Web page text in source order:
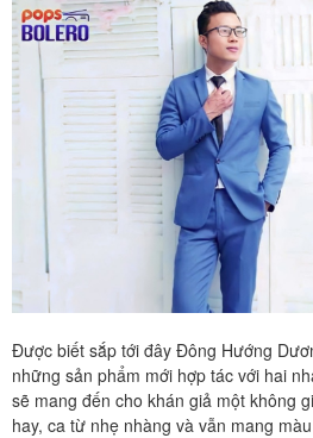
Được biết sắp tới đây Đông Hướng
những sản phẩm mới hợp tác với hai
sẽ mang đến cho khán giả một không
hay, ca từ nhẹ nhàng và vẫn mang